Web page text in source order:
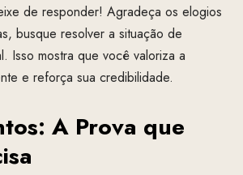
de responder! Agradeça os elogios
busque resolver a situação de
Isso mostra que você valoriza a
e reforça sua credibilidade.
A Prova que